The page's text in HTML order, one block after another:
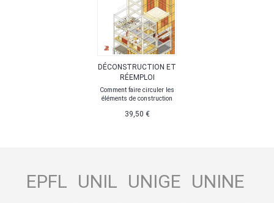
DÉCONSTRUCTION ET
RÉEMPLOI
Comment faire circuler les
éléments de construction
39,50 €
EPFL UNIL UNIGE UNINE